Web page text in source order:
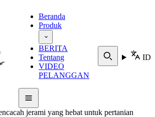
Beranda
Produk
BERITA
Tentang
VIDEO
PELANGGAN
ID
jerami yang hebat untuk pertanian